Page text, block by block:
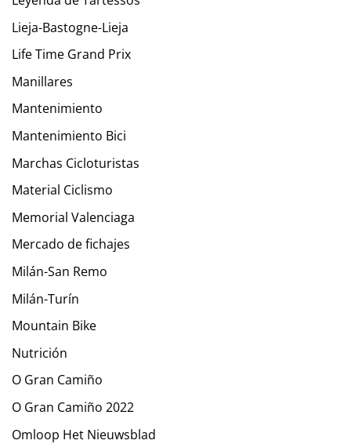
Lieja-Bastogne-Lieja
Life Time Grand Prix
Manillares
Mantenimiento
Mantenimiento Bici
Marchas Cicloturistas
Material Ciclismo
Memorial Valenciaga
Mercado de fichajes
Milán-San Remo
Milán-Turín
Mountain Bike
Nutrición
O Gran Camiño
O Gran Camiño 2022
Omloop Het Nieuwsblad